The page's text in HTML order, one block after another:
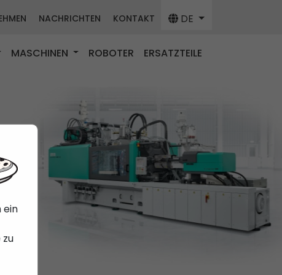
NACHRICHTEN KONTAKT DE
MASCHINEN ROBOTER ERSATZTEILE
ein